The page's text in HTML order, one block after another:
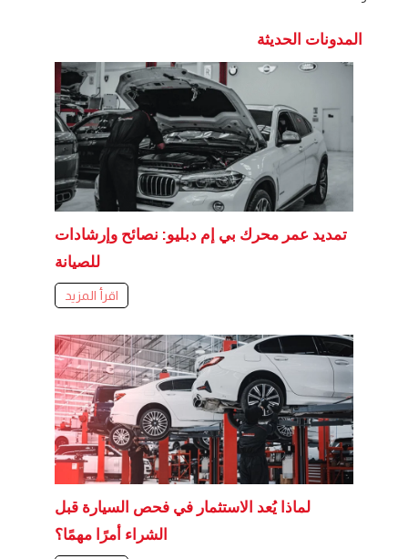
المدونات الحديثة
تمديد عمر محرك بي إم دبليو: نصائح وإرشادات
للصيانة
اقرأ المزيد
لماذا يُعد الاستثمار في فحص السيارة قبل
الشراء أمرًا مهمًا؟